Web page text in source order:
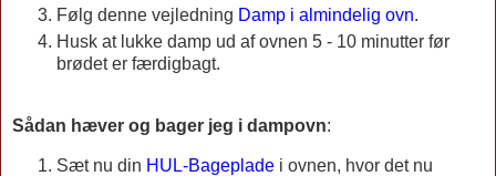
Følg denne vejledning Damp i almindelig ovn.
Husk at lukke damp ud af ovnen 5 - 10 minutter før
brødet er færdigbagt.
Sådan hæver og bager jeg i dampovn:
Sæt nu din HUL-Bageplade i ovnen, hvor det nu